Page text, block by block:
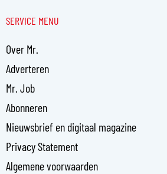
SERVICE MENU
Over Mr.
Adverteren
Mr. Job
Abonneren
Nieuwsbrief en digitaal magazine
Privacy Statement
Algemene voorwaarden